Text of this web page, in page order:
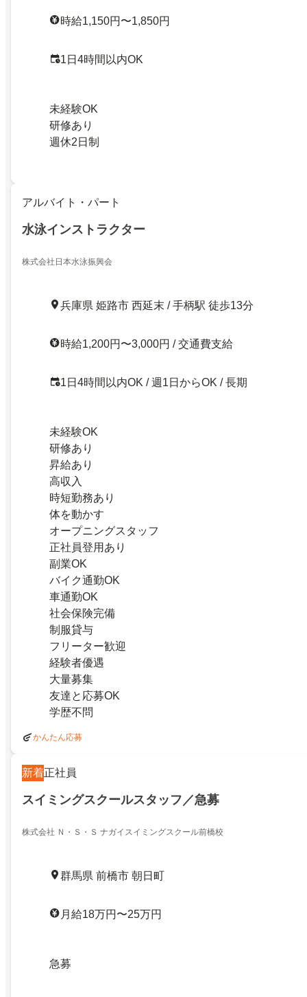
時給1,150円〜1,850円
1日4時間以内OK
未経験OK
研修あり
週休2日制
アルバイト・パート
水泳インストラクター
株式会社日本水泳振興会
兵庫県 姫路市 西延末 / 手柄駅 徒歩13分
時給1,200円〜3,000円 / 交通費支給
1日4時間以内OK / 週1日からOK / 長期
未経験OK
研修あり
昇給あり
高収入
時短勤務あり
体を動かす
オープニングスタッフ
正社員登用あり
副業OK
バイク通勤OK
車通勤OK
社会保険完備
制服貸与
フリーター歓迎
経験者優遇
大量募集
友達と応募OK
学歴不問
かんたん応募
新着正社員
スイミングスクールスタッフ／急募
株式会社 Ｎ・Ｓ・Ｓ ナガイスイミングスクール前橋校
群馬県 前橋市 朝日町
月給18万円〜25万円
急募